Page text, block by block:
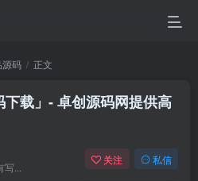
源码 正文
下载」- 卓创源码网提供高
...
关注 私信